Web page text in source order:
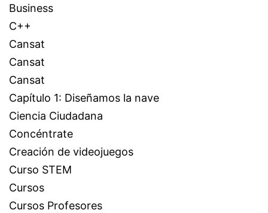
Business
C++
Cansat
Cansat
Cansat
Capítulo 1: Diseñamos la nave
Ciencia Ciudadana
Concéntrate
Creación de videojuegos
Curso STEM
Cursos
Cursos Profesores